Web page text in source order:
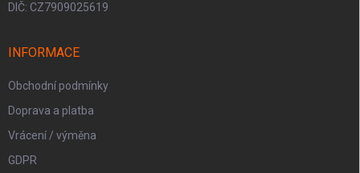
DIČ: CZ7909025619
INFORMACE
Obchodní podmínky
Doprava a platba
Vrácení / výměna
GDPR